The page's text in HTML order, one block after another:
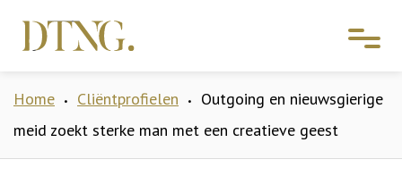
Home • Cliëntprofielen •
Outgoing en nieuwsgierige
meid zoekt sterke man met een creatieve geest